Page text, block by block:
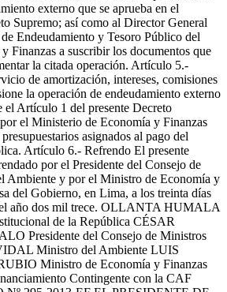
externo que se aprueba en el
Supremo; así como al Director General
Endeudamiento y Tesoro Público del
Finanzas a suscribir los documentos que
la citada operación. Artículo 5.-
de amortización, intereses, comisiones
la operación de endeudamiento externo
el Artículo 1 del presente Decreto
el Ministerio de Economía y Finanzas
asignados al pago del
Artículo 6.- Refrendo El presente
por el Presidente del Consejo de
Ambiente y por el Ministro de Economía y
del Gobierno, en Lima, a los treinta días
año dos mil trece. OLLANTA HUMALA
de la República CÉSAR
Presidente del Consejo de Ministros
Ministro del Ambiente LUIS
Ministro de Economía y Finanzas
Contingente con la CAF